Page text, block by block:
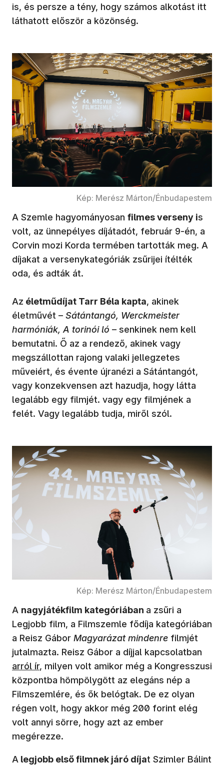
is, és persze a tény, hogy számos alkotást itt
láthatott először a közönség.
Kép: Merész Márton/Énbudapestem
A Szemle hagyományosan filmes verseny is
volt, az ünnepélyes díjátadót, február 9-én, a
Corvin mozi Korda termében tartották meg. A
díjakat a versenykategóriák zsűrijei ítélték
oda, és adták át.
Az életműdíjat Tarr Béla kapta, akinek
életművét – Sátántangó, Werckmeister
harmóniák, A torinói ló – senkinek nem kell
bemutatni. Ő az a rendező, akinek vagy
megszállottan rajong valaki jellegzetes
műveiért, és évente újranézi a Sátántangót,
vagy konzekvensen azt hazudja, hogy látta
legalább egy filmjét. vagy egy filmjének a
felét. Vagy legalább tudja, miről szól.
Kép: Merész Márton/Énbudapestem
A nagyjátékfilm kategóriában a zsűri a
Legjobb film, a Filmszemle fődíja kategóriában
a Reisz Gábor Magyarázat mindenre filmjét
jutalmazta. Reisz Gábor a díjjal kapcsolatban
arról ír, milyen volt amikor még a Kongresszusi
központba hömpölygött az elegáns nép a
Filmszemlére, és ők belógtak. De ez olyan
régen volt, hogy akkor még 200 forint elég
volt annyi sörre, hogy azt az ember
megérezze.
A legjobb első filmnek járó díjat Szimler Bálint